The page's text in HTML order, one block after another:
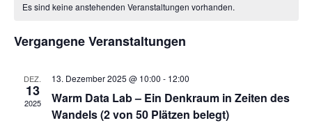
Veranstaltungen
Es sind keine anstehenden Veranstaltungen vorhanden.
Vergangene Veranstaltungen
DEZ.
13
2025
13. Dezember 2025 @ 10:00 - 12:00
Warm Data Lab – Ein Denkraum in Zeiten des
Wandels (2 von 50 Plätzen belegt)